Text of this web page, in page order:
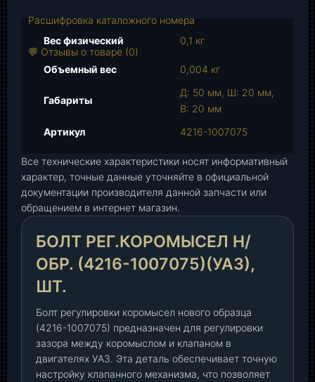
в
р
е
г
.
к
р
о
ы
с
е
л
н
/
Расшифровка каталожного номера
💬 Отзывы о товаре (0)
Вес физический 0,1 кг
Объемный вес 0,004 кг
Габариты
Д: 50 мм, Ш: 20 мм,
В: 20 мм
Артикул
4216-1007075
Все технические характеристики носят информативный
характер, точные данные уточняйте в официальной
документации производителя данной запчасти или
обращением в интернет магазин.
БОЛТ РЕГ.КОРОМЫСЕЛ Н/
ОБР. (4216-1007075)(УАЗ),
ШТ.
Болт регулировки коромысел нового образца
(4216-1007075) предназначен для регулировки
зазора между коромыслом и клапаном в
двигателях УАЗ. Эта деталь обеспечивает точную
настройку клапанного механизма, что позволяет